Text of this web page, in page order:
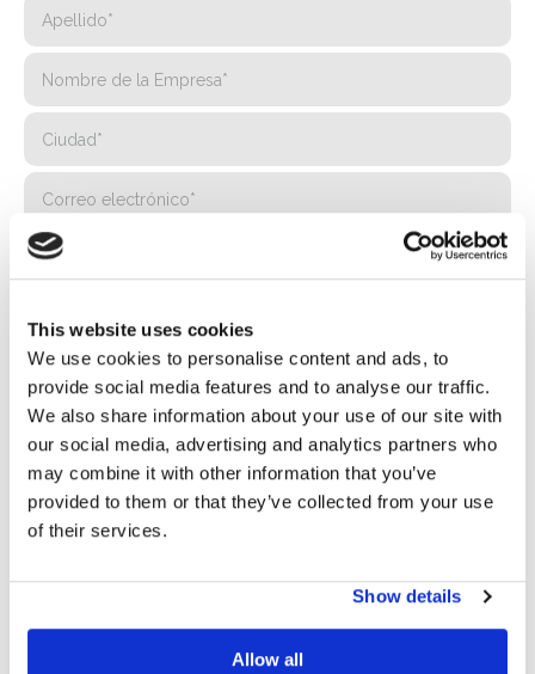
This website uses cookies
We use cookies to personalise content and ads, to
provide social media features and to analyse our traffic.
We also share information about your use of our site with
our social media, advertising and analytics partners who
may combine it with other information that you’ve
provided to them or that they’ve collected from your use
of their services.
Show details
Allow all
Autorizo el tratamiento de mis datos según lo dispuesto en
de Basic S.B.R.L.